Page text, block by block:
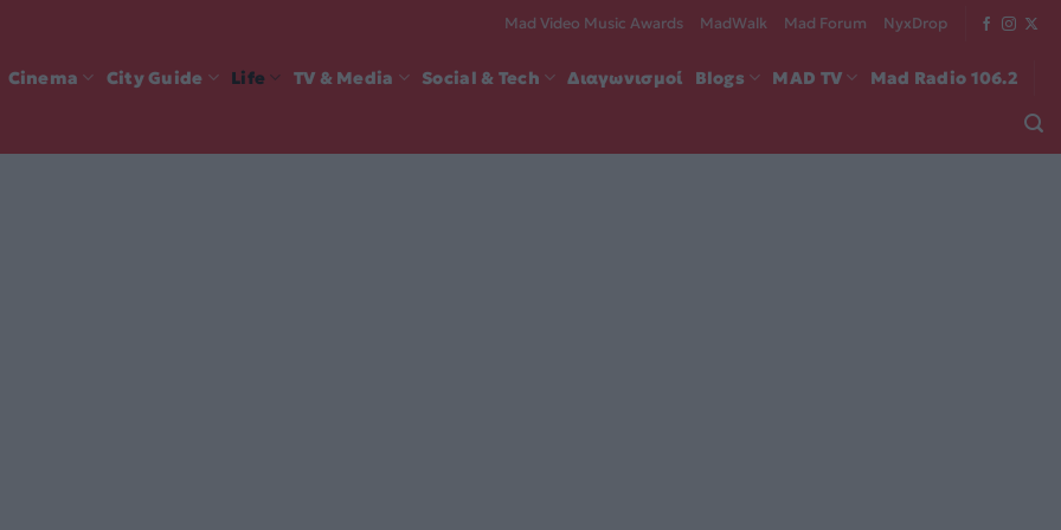
Mad Video Music Awards MadWalk Mad Forum NyxDrop
Cinema City Guide Life TV & Media Social & Tech Διαγωνισμοί Blogs MAD TV Mad Radio 106.2